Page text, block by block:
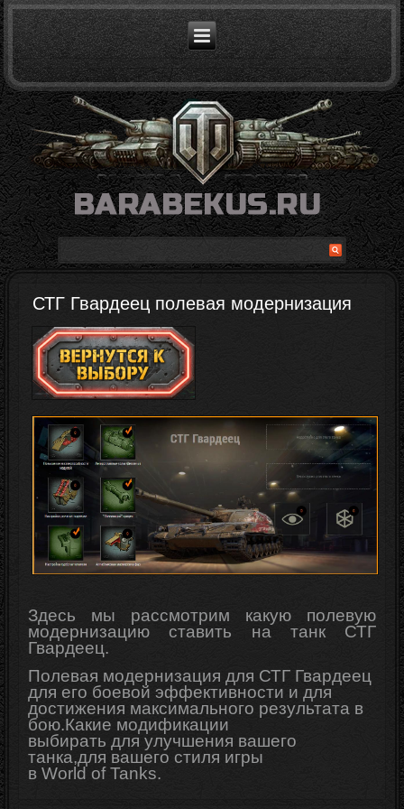
СТГ Гвардеец полевая модернизация
Здесь мы рассмотрим какую полевую
модернизацию ставить на танк СТГ
Гвардеец.
Полевая модернизация для СТГ Гвардеец
для его боевой эффективности и для
достижения максимального результата в
бою.Какие модификации
выбирать дляулучшения вашего
танка,для вашего стиля игры
вWorld ofTanks.